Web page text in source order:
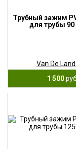
Трубный зажим
для трубы
Van De
1 500руб.